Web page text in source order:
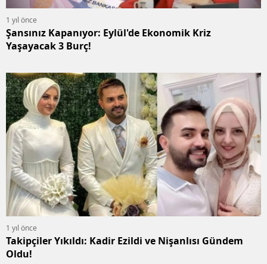
1 yıl önce
Şansınız Kapanıyor: Eylül'de Ekonomik Kriz
Yaşayacak 3 Burç!
1 yıl önce
Takipçiler Yıkıldı: Kadir Ezildi ve Nişanlısı Gündem
Oldu!